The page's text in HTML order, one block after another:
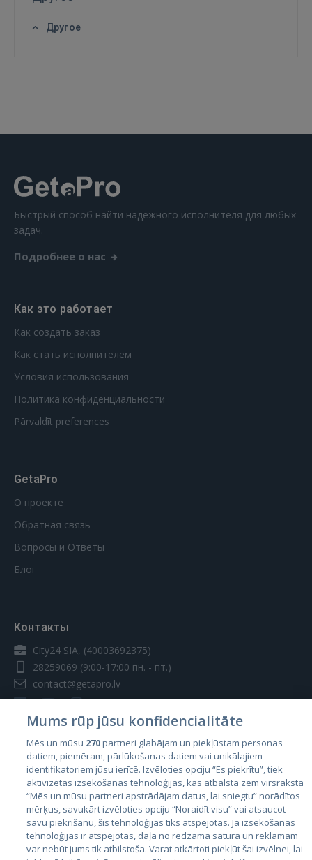
Другое
Быстрый способ найти надежного исполнителя для любых
задач.
Подробнее о нас
Как это работает
Как создать заказ
Как стать исполнителем
Условия использования
Политика конфиденциальности
Pārvaldīt preferences
GetaPro
О проекте
Обратная связь
Вопросы и Ответы
Блог
Контакты
City24 SIA, (40003692375)
28259069 (9:00-17:00 пн. - пт.)
contact@getapro.lv
Страны
Эстония
Латвия
Литва
Mums rūp jūsu konfidencialitāte
Mēs un mūsu 270partneri glabājam un piekļūstam personas
datiem, piemēram, pārlūkošanas datiem vai unikālajiem
identifikatoriem jūsu ierīcē. Izvēloties opciju “Es piekrītu”, tiek
aktivizētas izsekošanas tehnoloģijas, kas atbalsta zem virsraksta
“Mēs un mūsu partneri apstrādājam datus, lai sniegtu” norādītos
mērķus, savukārt izvēloties opciju “Noraidīt visu” vai atsaucot
savu piekrišanu, šīs tehnoloģijas tiks atspējotas. Ja izsekošanas
tehnoloģijas ir atspējotas, daļa no redzamā satura un reklāmām
var nebūt jums tik atbilstoša. Varat atkārtoti piekļūt šai izvēlnei, lai